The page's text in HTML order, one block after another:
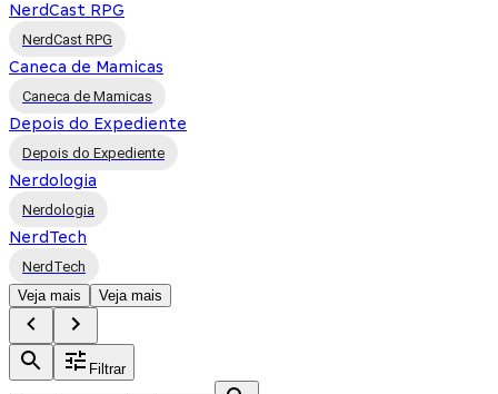
NerdCast RPG
NerdCast RPG
Caneca de Mamicas
Caneca de Mamicas
Depois do Expediente
Depois do Expediente
Nerdologia
Nerdologia
NerdTech
NerdTech
Veja mais
Veja mais
Filtrar